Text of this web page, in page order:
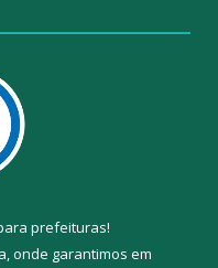
prefeituras!
onde garantimos em